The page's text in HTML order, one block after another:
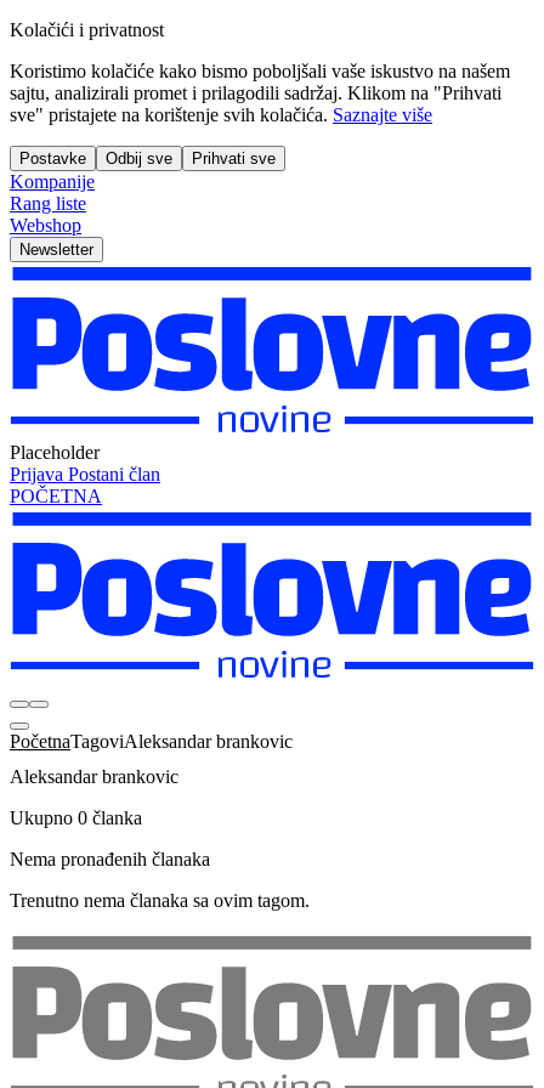
Kolačići i privatnost
Koristimo kolačiće kako bismo poboljšali vaše iskustvo na našem
sajtu, analizirali promet i prilagodili sadržaj. Klikom na "Prihvati
sve" pristajete na korištenje svih kolačića. Saznajte više
Postavke Odbij sve Prihvati sve
Kompanije
Rang liste
Webshop
Newsletter
Placeholder
Prijava Postani član
POČETNA
PočetnaTagoviAleksandar brankovic
Aleksandar brankovic
Ukupno 0 članka
Nema pronađenih članaka
Trenutno nema članaka sa ovim tagom.